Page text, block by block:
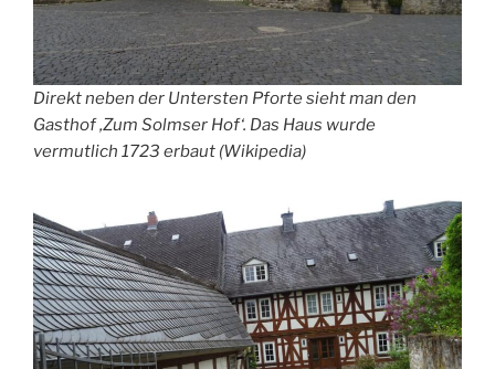
Direkt neben der Untersten Pforte sieht man den
Gasthof ‚Zum Solmser Hof‘. Das Haus wurde
vermutlich 1723 erbaut (Wikipedia)